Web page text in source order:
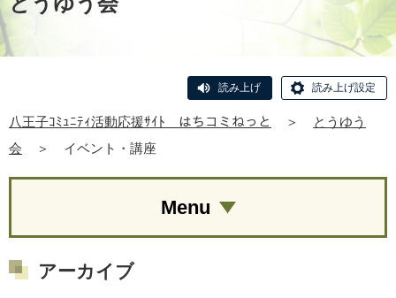
読み上げ 読み上げ設定
八王子ｺﾐｭﾆﾃｨ活動応援ｻｲﾄ はちコミねっと ＞
とうゆう
会
＞ イベント・講座
Menu
アーカイブ